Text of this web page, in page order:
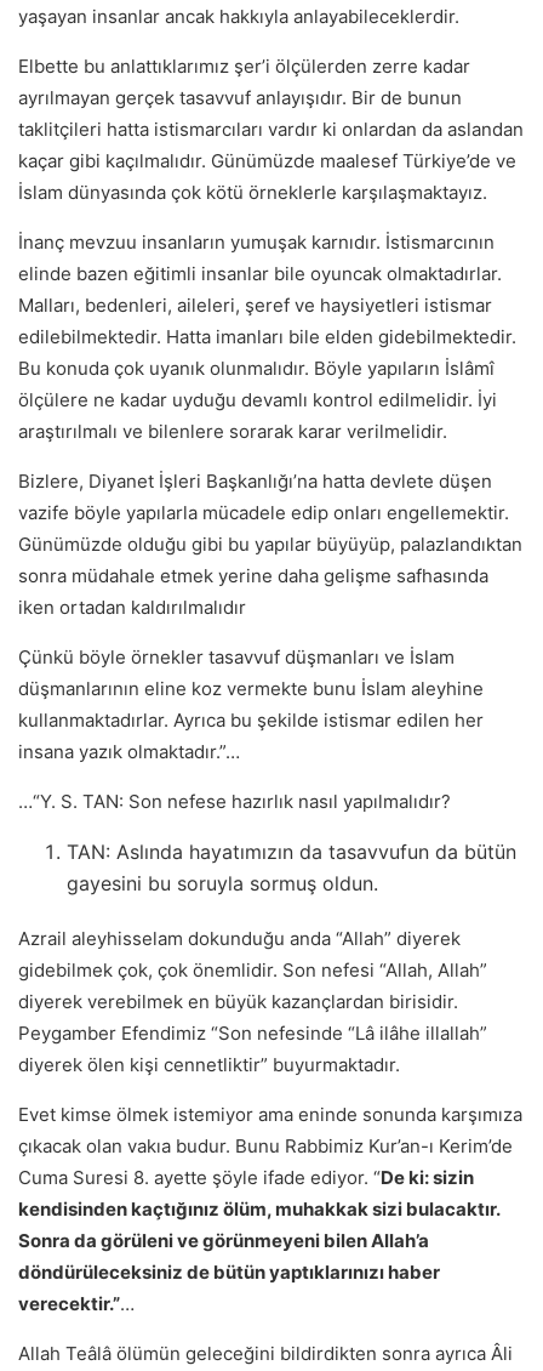
yaşayan insanlar ancak hakkıyla anlayabileceklerdir.
Elbette bu anlattıklarımız şer’i ölçülerden zerre kadar
ayrılmayan gerçek tasavvuf anlayışıdır. Bir de bunun
taklitçileri hatta istismarcıları vardır ki onlardan da aslandan
kaçar gibi kaçılmalıdır. Günümüzde maalesef Türkiye’de ve
İslam dünyasında çok kötü örneklerle karşılaşmaktayız.
İnanç mevzuu insanların yumuşak karnıdır. İstismarcının
elinde bazen eğitimli insanlar bile oyuncak olmaktadırlar.
Malları, bedenleri, aileleri, şeref ve haysiyetleri istismar
edilebilmektedir. Hatta imanları bile elden gidebilmektedir.
Bu konuda çok uyanık olunmalıdır. Böyle yapıların İslâmî
ölçülere ne kadar uyduğu devamlı kontrol edilmelidir. İyi
araştırılmalı ve bilenlere sorarak karar verilmelidir.
Bizlere, Diyanet İşleri Başkanlığı’na hatta devlete düşen
vazife böyle yapılarla mücadele edip onları engellemektir.
Günümüzde olduğu gibi bu yapılar büyüyüp, palazlandıktan
sonra müdahale etmek yerine daha gelişme safhasında
iken ortadan kaldırılmalıdır
Çünkü böyle örnekler tasavvuf düşmanları ve İslam
düşmanlarının eline koz vermekte bunu İslam aleyhine
kullanmaktadırlar. Ayrıca bu şekilde istismar edilen her
insana yazık olmaktadır.”…
…“Y. S. TAN: Son nefese hazırlık nasıl yapılmalıdır?
TAN: Aslında hayatımızın da tasavvufun da bütün
gayesini bu soruyla sormuş oldun.
Azrail aleyhisselam dokunduğu anda “Allah” diyerek
gidebilmek çok, çok önemlidir. Son nefesi “Allah, Allah”
diyerek verebilmek en büyük kazançlardan birisidir.
Peygamber Efendimiz “Son nefesinde “Lâ ilâhe illallah”
diyerek ölen kişi cennetliktir” buyurmaktadır.
Evet kimse ölmek istemiyor ama eninde sonunda karşımıza
çıkacak olan vakıa budur. Bunu Rabbimiz Kur’an-ı Kerim’de
Cuma Suresi 8. ayette şöyle ifade ediyor. “De ki: sizin
kendisinden kaçtığınız ölüm, muhakkak sizi bulacaktır.
Sonra da görüleni ve görünmeyeni bilen Allah’a
döndürüleceksiniz de bütün yaptıklarınızı haber
verecektir.”…
Allah Teâlâ ölümün geleceğini bildirdikten sonra ayrıca Âli